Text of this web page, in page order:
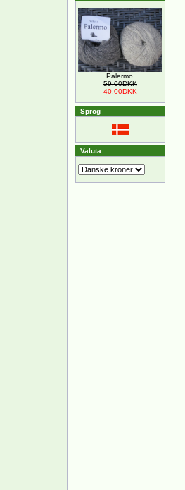
Palermo.
59,00DKK
40,00DKK
Sprog
Valuta